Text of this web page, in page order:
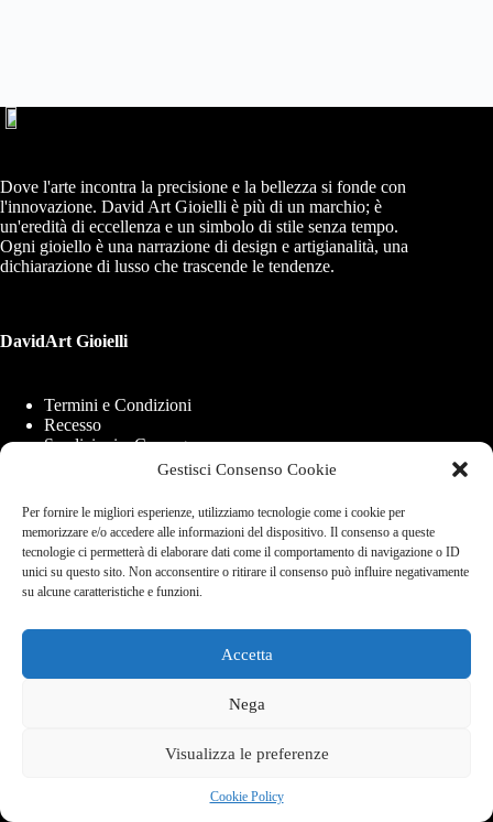
Gestisci Consenso Cookie
Per fornire le migliori esperienze, utilizziamo tecnologie come i cookie per
memorizzare e/o accedere alle informazioni del dispositivo. Il consenso a queste
tecnologie ci permetterà di elaborare dati come il comportamento di navigazione o ID
unici su questo sito. Non acconsentire o ritirare il consenso può influire negativamente
su alcune caratteristiche e funzioni.
Accetta
Nega
Visualizza le preferenze
Cookie Policy
Dove l'arte incontra la precisione e la bellezza si fonde con
l'innovazione. David Art Gioielli è più di un marchio; è
un'eredità di eccellenza e un simbolo di stile senza tempo.
Ogni gioiello è una narrazione di design e artigianalità, una
dichiarazione di lusso che trascende le tendenze.
DavidArt Gioielli
Termini e Condizioni
Recesso
Spedizioni e Consegne
Modalità di Pagamento
DavidArt di Ambrosio Saverio
Via Carlo de Marco 21b, 80137 - Napoli
P.iva 09865821210
info@davidartgioeilli.com
Copyright © 2026 - Realizzato con ❤️ a Napoli per il mondo